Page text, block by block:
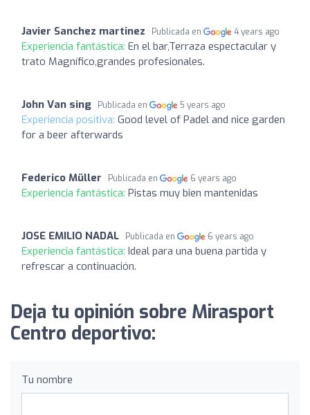
Javier Sanchez martinez Publicada en 4 years ago
Experiencia fantástica: En el bar,Terraza espectacular y
trato Magnífico,grandes profesionales.
John Van sing Publicada en 5 years ago
Experiencia positiva: Good level of Padel and nice garden
for a beer afterwards
Federico Müller Publicada en 6 years ago
Experiencia fantástica: Pistas muy bien mantenidas
JOSE EMILIO NADAL Publicada en 6 years ago
Experiencia fantástica: Ideal para una buena partida y
refrescar a continuación.
Deja tu opinión sobre Mirasport
Centro deportivo:
Tu nombre